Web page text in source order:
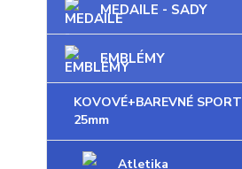
MEDAILE - SADY
EMBLÉMY
KOVOVÉ+BAREVNÉ SPORT
25mm
Atletika